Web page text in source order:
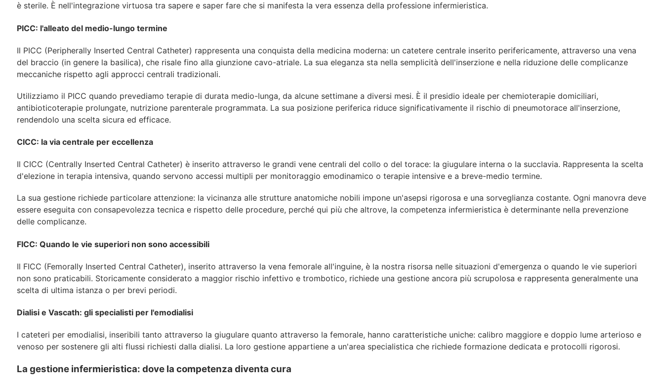
è sterile. È nell'integrazione virtuosa tra sapere e saper fare che si manifesta la vera essenza della professione infermieristica.
PICC: l'alleato del medio-lungo termine
Il PICC (Peripherally Inserted Central Catheter) rappresenta una conquista della medicina moderna: un catetere centrale inserito perifericamente, attraverso una vena
del braccio (in genere la basilica), che risale fino alla giunzione cavo-atriale. La sua eleganza sta nella semplicità dell'inserzione e nella riduzione delle complicanze
meccaniche rispetto agli approcci centrali tradizionali.
Utilizziamo il PICC quando prevediamo terapie di durata medio-lunga, da alcune settimane a diversi mesi. È il presidio ideale per chemioterapie domiciliari,
antibioticoterapie prolungate, nutrizione parenterale programmata. La sua posizione periferica riduce significativamente il rischio di pneumotorace all'inserzione,
rendendolo una scelta sicura ed efficace.
CICC: la via centrale per eccellenza
Il CICC (Centrally Inserted Central Catheter) è inserito attraverso le grandi vene centrali del collo o del torace: la giugulare interna o la succlavia. Rappresenta la scelta
d'elezione in terapia intensiva, quando servono accessi multipli per monitoraggio emodinamico o terapie intensive e a breve-medio termine.
La sua gestione richiede particolare attenzione: la vicinanza alle strutture anatomiche nobili impone un'asepsi rigorosa e una sorveglianza costante. Ogni manovra deve
essere eseguita con consapevolezza tecnica e rispetto delle procedure, perché qui più che altrove, la competenza infermieristica è determinante nella prevenzione
delle complicanze.
FICC: Quando le vie superiori non sono accessibili
Il FICC (Femorally Inserted Central Catheter), inserito attraverso la vena femorale all'inguine, è la nostra risorsa nelle situazioni d'emergenza o quando le vie superiori
non sono praticabili. Storicamente considerato a maggior rischio infettivo e trombotico, richiede una gestione ancora più scrupolosa e rappresenta generalmente una
scelta di ultima istanza o per brevi periodi.
Dialisi e Vascath: gli specialisti per l'emodialisi
I cateteri per emodialisi, inseribili tanto attraverso la giugulare quanto attraverso la femorale, hanno caratteristiche uniche: calibro maggiore e doppio lume arterioso e
venoso per sostenere gli alti flussi richiesti dalla dialisi. La loro gestione appartiene a un'area specialistica che richiede formazione dedicata e protocolli rigorosi.
La gestione infermieristica: dove la competenza diventa cura